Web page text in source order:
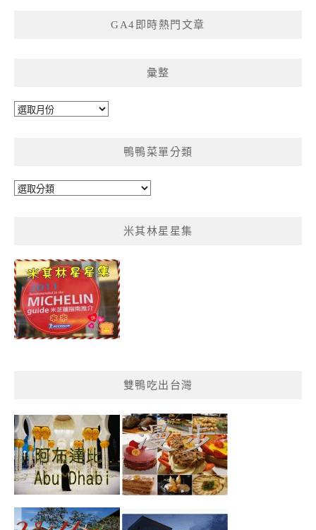
GA4即時熱門文章
彙整
彙
鴨鴨菜單分類
鴨
類
米其林星星集
雙鴨吃出台灣